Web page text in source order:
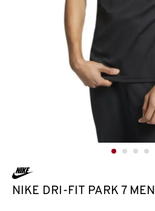
NIKE DRI-FIT PARK 7 MEN